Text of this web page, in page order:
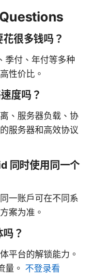
很多钱吗？
季付、年付等多种
性价比。
度吗？
、服务器负载、协
服务器和高效协议
同时使用同一个
一账户可在不同系
案为准。
？
平台的解锁能力。
量。 不登录看